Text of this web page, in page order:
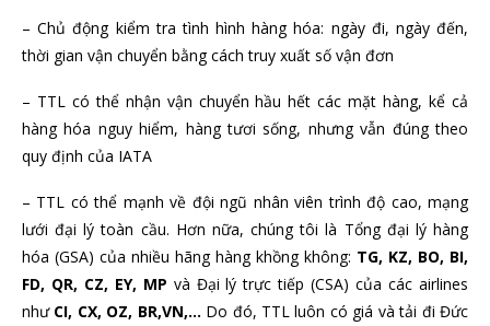
– Chủ động kiểm tra tình hình hàng hóa: ngày đi, ngày đến,
thời gian vận chuyển bằng cách truy xuất số vận đơn
– TTL có thể nhận vận chuyển hầu hết các mặt hàng, kể cả
hàng hóa nguy hiểm, hàng tươi sống, nhưng vẫn đúng theo
quy định của IATA
– TTL có thể mạnh về đội ngũ nhân viên trình độ cao, mạng
lưới đại lý toàn cầu. Hơn nữa, chúng tôi là Tổng đại lý hàng
hóa (GSA) của nhiều hãng hàng khồng không: TG, KZ, BO, BI,
FD, QR, CZ, EY, MP và Đại lý trực tiếp (CSA) của các airlines
như CI, CX, OZ, BR,VN,… Do đó, TTL luôn có giá và tải đi Đức